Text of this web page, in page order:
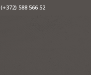
(+372) 588 566 52